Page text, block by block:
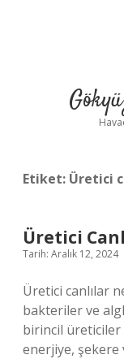
Etiket: Üretici
Üretici
Tarih: Aralık 12, 2024
Üretici canlılar
bakteriler ve
birincil üreticiler
enerjiye,